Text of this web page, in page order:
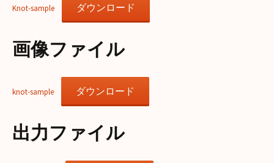
Knot-sample ダウンロード
画像ファイル
knot-sample ダウンロード
出力ファイル